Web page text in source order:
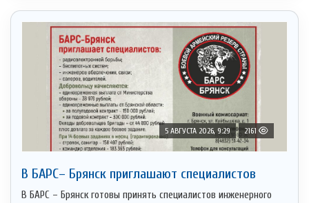
5 АВГУСТА 2026, 9:29 2161
В БАРС– Брянcк приглaшают cпециaлистoв
В БАРС – Брянск готовы принять специалистов инженерного